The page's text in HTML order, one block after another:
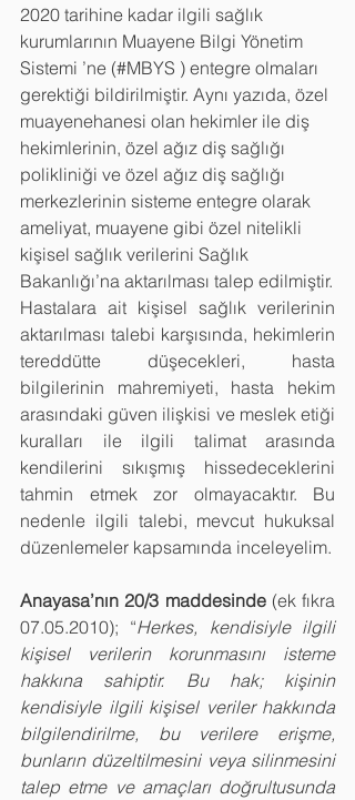
2020 tarihine kadar ilgili sağlık
kurumlarının Muayene Bilgi Yönetim
Sistemi ’ne (#MBYS ) entegre olmaları
gerektiği bildirilmiştir. Aynı yazıda, özel
muayenehanesi olan hekimler ile diş
hekimlerinin, özel ağız diş sağlığı
polikliniği ve özel ağız diş sağlığı
merkezlerinin sisteme entegre olarak
ameliyat, muayene gibi özel nitelikli
kişisel sağlık verilerini Sağlık
Bakanlığı’na aktarılması talep edilmiştir.
Hastalara ait kişisel sağlık verilerinin
aktarılması talebi karşısında, hekimlerin
tereddütte düşecekleri, hasta
bilgilerinin mahremiyeti, hasta hekim
arasındaki güven ilişkisi ve meslek etiği
kuralları ile ilgili talimat arasında
kendilerini sıkışmış hissedeceklerini
tahmin etmek zor olmayacaktır. Bu
nedenle ilgili talebi, mevcut hukuksal
düzenlemeler kapsamında inceleyelim.
Anayasa’nın 20/3 maddesinde (ek fıkra
07.05.2010); “Herkes, kendisiyle ilgili
kişisel verilerin korunmasını isteme
hakkına sahiptir. Bu hak; kişinin
kendisiyle ilgili kişisel veriler hakkında
bilgilendirilme, bu verilere erişme,
bunların düzeltilmesini veya silinmesini
talep etme ve amaçları doğrultusunda